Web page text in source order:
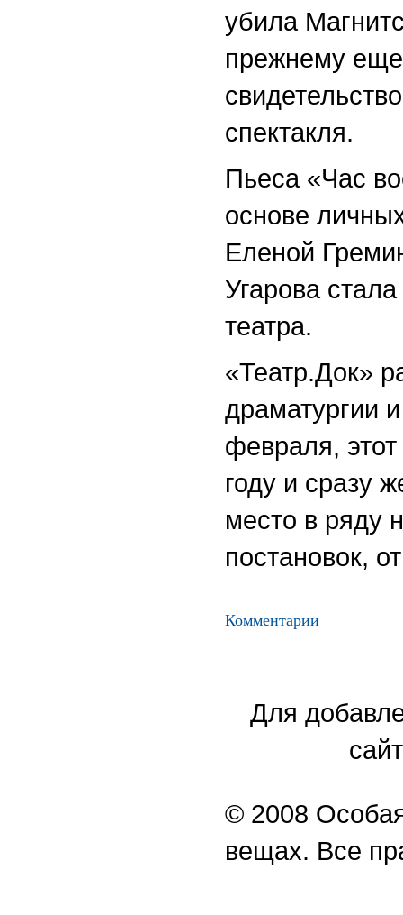
убила
прежнему
спектакля.
Пьеса «Час
основе
Еленой
Угарова
театра.
«Театр.Док»
драматургии
февраля,
году и сразу
место в ряду
постановок,
Комментарии
Для
© 2008
вещах. Все